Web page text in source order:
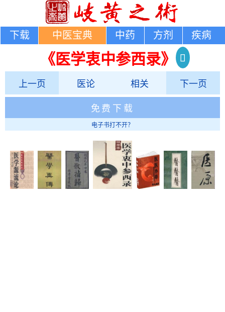
下载 中医宝典 中药 方剂 疾病
《医学衷中参西录》
上一页 医论 相关 下一页
免费下载
电子书打不开？